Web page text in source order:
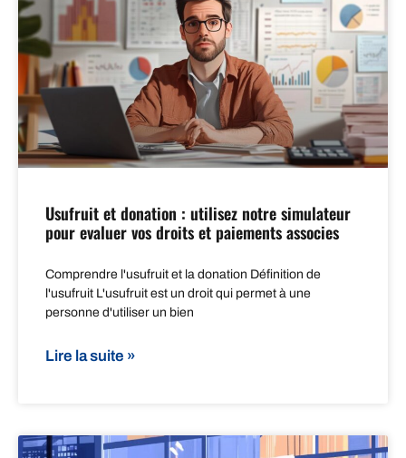
Usufruit et donation : utilisez notre simulateur
pour evaluer vos droits et paiements associes
Comprendre l'usufruit et la donation Définition de
l'usufruit L'usufruit est un droit qui permet à une
personne d'utiliser un bien
Lire la suite »